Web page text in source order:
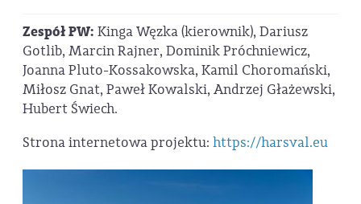
Zespół PW: Kinga Węzka (kierownik), Dariusz
Gotlib, Marcin Rajner, Dominik Próchniewicz,
Joanna Pluto-Kossakowska, Kamil Choromański,
Miłosz Gnat, Paweł Kowalski, Andrzej Głażewski,
Hubert Świech.
Strona internetowa projektu: https://harsval.eu